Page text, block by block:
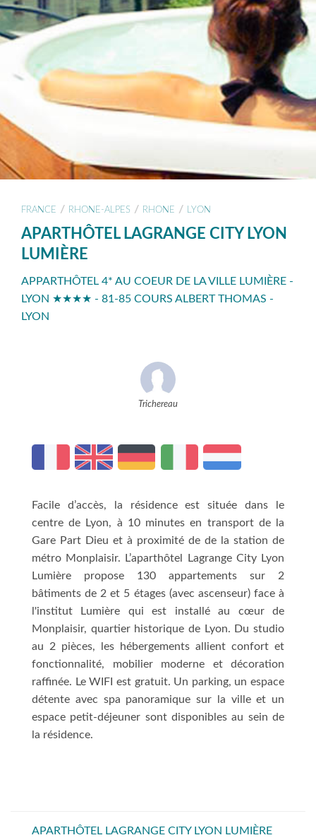
FRANCE / RHONE-ALPES / RHONE / LYON
APARTHÔTEL LAGRANGE CITY LYON
LUMIÈRE
APPARTHÔTEL 4* AU COEUR DE LA VILLE LUMIÈRE -
LYON ★★★★ - 81-85 COURS ALBERT THOMAS -
LYON
Trichereau
Facile d’accès, la résidence est située dans le
centre de Lyon, à 10 minutes en transport de la
Gare Part Dieu et à proximité de de la station de
métro Monplaisir. L’aparthôtel Lagrange City Lyon
Lumière propose 130 appartements sur 2
bâtiments de 2 et 5 étages (avec ascenseur) face à
l'institut Lumière qui est installé au cœur de
Monplaisir, quartier historique de Lyon. Du studio
au 2 pièces, les hébergements allient confort et
fonctionnalité, mobilier moderne et décoration
raffinée. Le WIFI est gratuit. Un parking, un espace
détente avec spa panoramique sur la ville et un
espace petit-déjeuner sont disponibles au sein de
la résidence.
APARTHÔTEL LAGRANGE CITY LYON LUMIÈRE